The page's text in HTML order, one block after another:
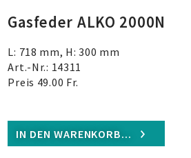
Gasfeder ALKO 2000N
L: 718 mm, H: 300 mm
Art.-Nr.: 14311
Preis 49.00 Fr.
IN DEN WARENKORB...